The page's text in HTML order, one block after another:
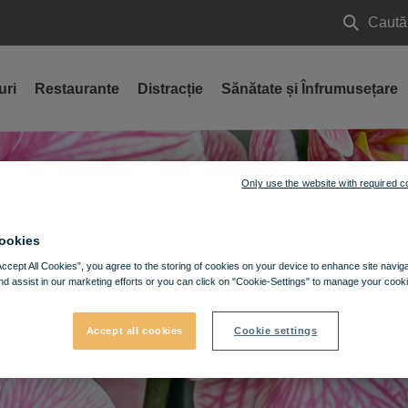
Caută
Caută
CUM
Restaurante Distracție Sănătate și Înfrumusețare
All Cookies”, you agree to the storing of cookies on your device to enhance site
assist in our marketing efforts or you can click on "Cookie-Settings" to manage your
Accept all cookies Cookie settings
Only use the website with required